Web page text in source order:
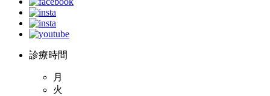
診療時間
月
火